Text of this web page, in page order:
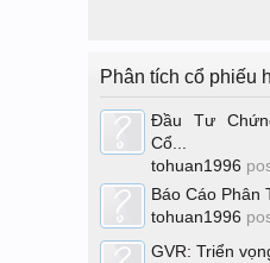
Phân tích cổ phiếu
Đầu Tư
Cổ...
tohuan1996
Báo Cáo Phân
tohuan1996
GVR: Triển